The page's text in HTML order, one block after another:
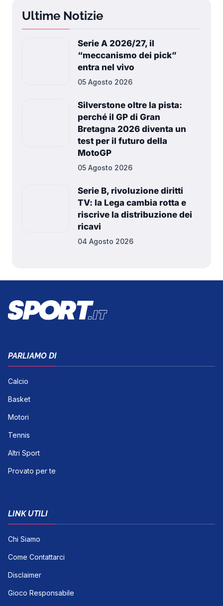
Ultime Notizie
Serie A 2026/27, il
“meccanismo dei pick”
entra nel vivo
05 Agosto 2026
Silverstone oltre la pista:
perché il GP di Gran
Bretagna 2026 diventa un
test per il futuro della
MotoGP
05 Agosto 2026
Serie B, rivoluzione diritti
TV: la Lega cambia rotta e
riscrive la distribuzione dei
ricavi
04 Agosto 2026
PARLIAMO DI
Calcio
Basket
Motori
Tennis
Altri Sport
Provato per te
LINK UTILI
Chi Siamo
Come Contattarci
Disclaimer
Gioco Responsabile